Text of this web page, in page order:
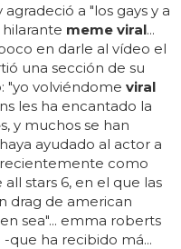
a "los gays y a
meme viral...
en darle al vídeo el
una sección de su
"yo volviéndome viral
les ha encantado la
s, y muchos se han
ayudado al actor a
como
stars 6, en el que las
drag de american
sea"... emma roberts
-que ha recibido má...